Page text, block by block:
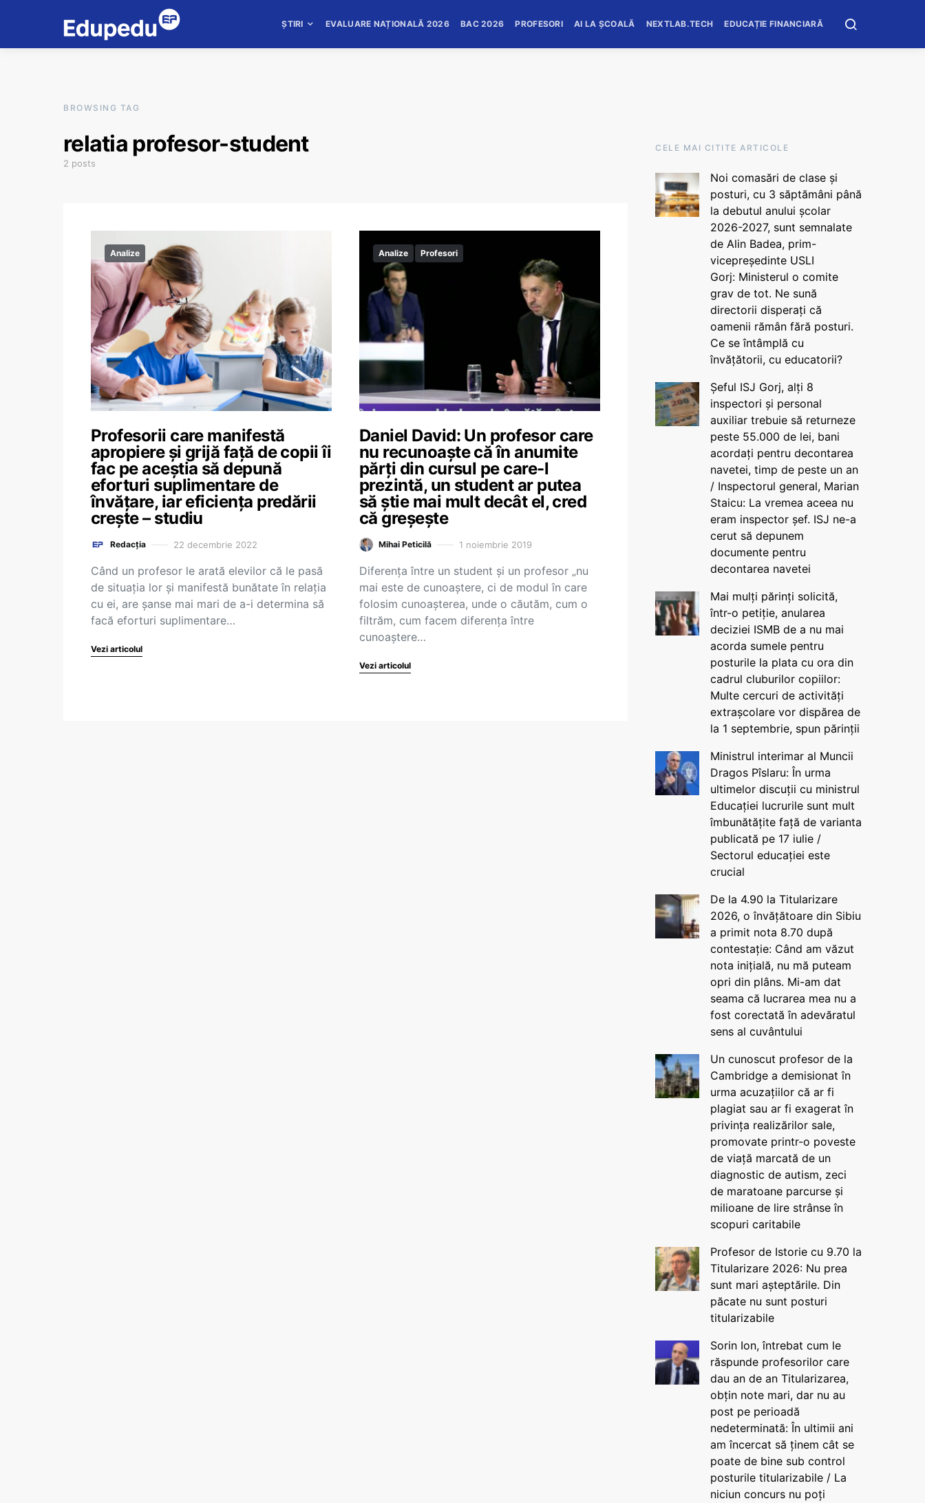
ȘTIRI EVALUARE NAȚIONALĂ 2026 BAC 2026 PROFESORI AI LA ȘCOALĂ NEXTLAB.TECH EDUCAȚIE FINANCIARĂ
BROWSING TAG
relatia profesor-student
2 posts
Analize
Profesorii care manifestă
apropiere și grijă față de copii îi
fac pe aceștia să depună
eforturi suplimentare de
învățare, iar eficiența predării
crește – studiu
Redacția 22 decembrie 2022
Când un profesor le arată elevilor că le pasă
de situația lor și manifestă bunătate în relația
cu ei, are șanse mai mari de a-i determina să
facă eforturi suplimentare…
Vezi articolul
Analize Profesori
Daniel David: Un profesor care
nu recunoaşte că în anumite
părţi din cursul pe care-l
prezintă, un student ar putea
să ştie mai mult decât el, cred
că greşeşte
Mihai Peticilă 1 noiembrie 2019
Diferența între un student și un profesor „nu
mai este de cunoaştere, ci de modul în care
folosim cunoaşterea, unde o căutăm, cum o
filtrăm, cum facem diferenţa între
cunoaştere…
Vezi articolul
CELE MAI CITITE ARTICOLE
Noi comasări de clase și
posturi, cu 3 săptămâni până
la debutul anului școlar
2026-2027, sunt semnalate
de Alin Badea, prim-
vicepreședinte USLI
Gorj: Ministerul o comite
grav de tot. Ne sună
directorii disperați că
oamenii rămân fără posturi.
Ce se întâmplă cu
învățătorii, cu educatorii?
Șeful ISJ Gorj, alți 8
inspectori și personal
auxiliar trebuie să returneze
peste 55.000 de lei, bani
acordați pentru decontarea
navetei, timp de peste un an
/ Inspectorul general, Marian
Staicu: La vremea aceea nu
eram inspector șef. ISJ ne-a
cerut să depunem
documente pentru
decontarea navetei
Mai mulți părinți solicită,
într-o petiție, anularea
deciziei ISMB de a nu mai
acorda sumele pentru
posturile la plata cu ora din
cadrul cluburilor copiilor:
Multe cercuri de activități
extrașcolare vor dispărea de
la 1 septembrie, spun părinții
Ministrul interimar al Muncii
Dragos Pîslaru: În urma
ultimelor discuții cu ministrul
Educației lucrurile sunt mult
îmbunătățite față de varianta
publicată pe 17 iulie /
Sectorul educației este
crucial
De la 4.90 la Titularizare
2026, o învățătoare din Sibiu
a primit nota 8.70 după
contestație: Când am văzut
nota inițială, nu mă puteam
opri din plâns. Mi-am dat
seama că lucrarea mea nu a
fost corectată în adevăratul
sens al cuvântului
Un cunoscut profesor de la
Cambridge a demisionat în
urma acuzațiilor că ar fi
plagiat sau ar fi exagerat în
privința realizărilor sale,
promovate printr-o poveste
de viață marcată de un
diagnostic de autism, zeci
de maratoane parcurse și
milioane de lire strânse în
scopuri caritabile
Profesor de Istorie cu 9.70 la
Titularizare 2026: Nu prea
sunt mari așteptările. Din
păcate nu sunt posturi
titularizabile
Sorin Ion, întrebat cum le
răspunde profesorilor care
dau an de an Titularizarea,
obțin note mari, dar nu au
post pe perioadă
nedeterminată: În ultimii ani
am încercat să ținem cât se
poate de bine sub control
posturile titularizabile / La
niciun concurs nu poți